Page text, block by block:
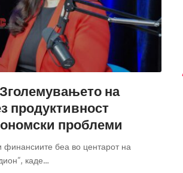
на
продуктивност
проблеми
финансиите беа во центарот на
каде…